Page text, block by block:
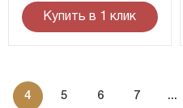
Купить в 1 клик
4 5 6 7 ...